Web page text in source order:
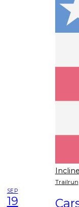
Trailrun
SEP
19